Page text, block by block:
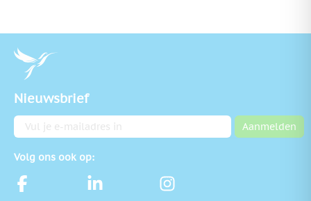
Nieuwsbrief
E-mailadres Aanmelden
Volg ons ook op: